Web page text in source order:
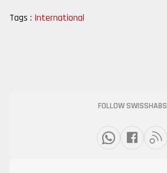
Tags : International
FOLLOW SWISSHABS